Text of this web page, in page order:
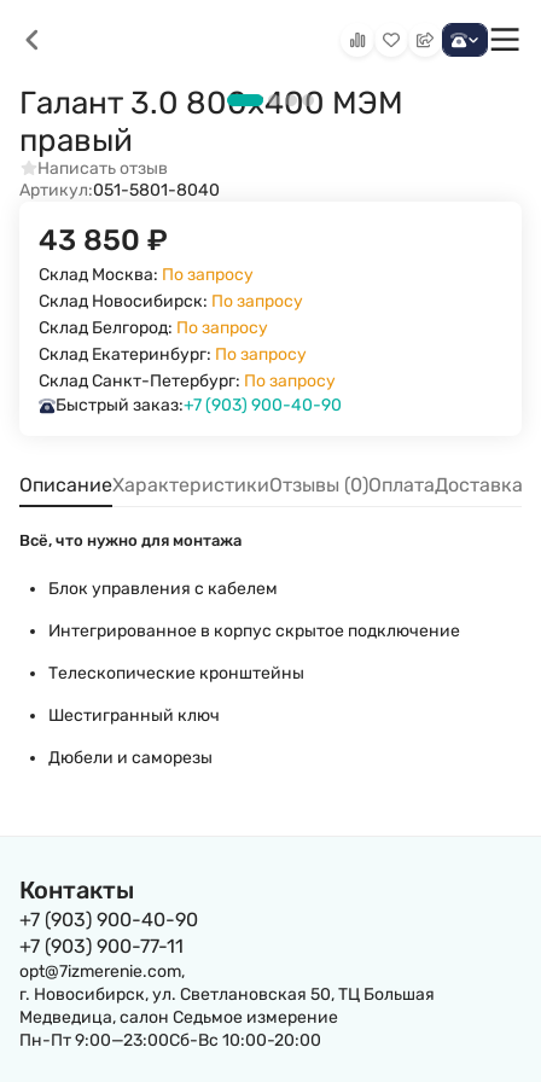
Галант 3.0 800х400 МЭМ
правый
Написать отзыв
Артикул:051-5801-8040
43 850 ₽
Склад Москва: По запросу
Склад Новосибирск: По запросу
Склад Белгород: По запросу
Склад Екатеринбург: По запросу
Склад Санкт-Петербург: По запросу
Быстрый заказ:+7 (903) 900-40-90
ОписаниеХарактеристикиОтзывы (0)ОплатаДоставка
Всё, что нужно для монтажа
Блок управления с кабелем
Интегрированное в корпус скрытое подключение
Телескопические кронштейны
Шестигранный ключ
Дюбели и саморезы
Контакты
+7 (903) 900-40-90
+7 (903) 900-77-11
opt@7izmerenie.com,
г. Новосибирск, ул. Светлановская 50, ТЦ Большая
Медведица, салон Седьмое измерение
Пн-Пт 9:00—23:00Сб-Вс 10:00-20:00